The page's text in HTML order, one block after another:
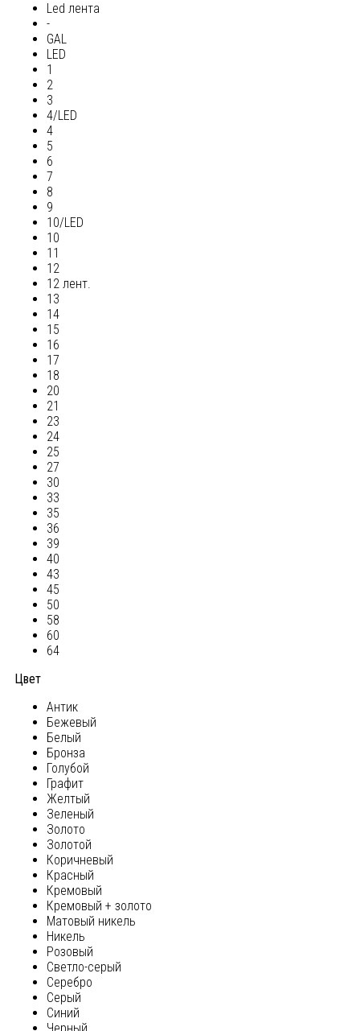
Led лента
-
GAL
LED
1
2
3
4/LED
4
5
6
7
8
9
10/LED
10
11
12
12 лент.
13
14
15
16
17
18
20
21
23
24
25
27
30
33
35
36
39
40
43
45
50
58
60
64
Цвет
Антик
Бежевый
Белый
Бронза
Голубой
Графит
Желтый
Зеленый
Золото
Золотой
Коричневый
Красный
Кремовый
Кремовый + золото
Матовый никель
Никель
Розовый
Светло-серый
Серебро
Серый
Синий